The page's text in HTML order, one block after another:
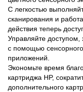
С легкостью
сканирования и
действия теперь
Управляйте
с помощью
приложений.
Экономьте время
картриджа HP,
дополнительного